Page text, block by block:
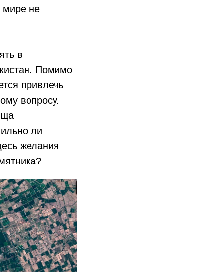
мире не
в
Помимо
привлечь
вопросу.
ли
желания